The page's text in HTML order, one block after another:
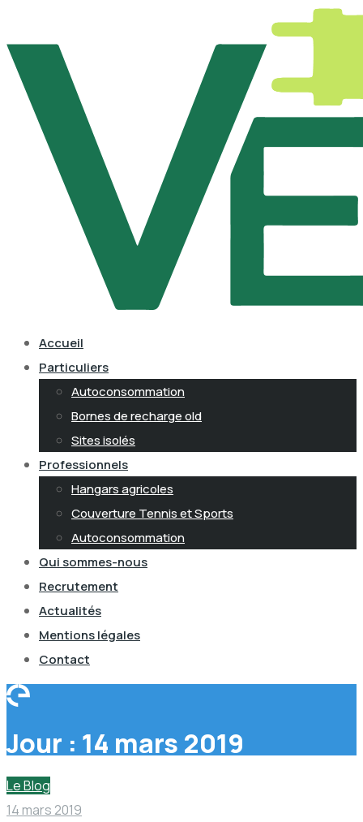
Accueil
Particuliers
Autoconsommation
Bornes de recharge old
Sites isolés
Professionnels
Hangars agricoles
Couverture Tennis et Sports
Autoconsommation
Qui sommes-nous
Recrutement
Actualités
Mentions légales
Contact
Jour : 14 mars 2019
Le Blog
14 mars 2019